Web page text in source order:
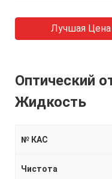
Лучшая Цена
Оптический
Жидкость
№ КАС
Чистота